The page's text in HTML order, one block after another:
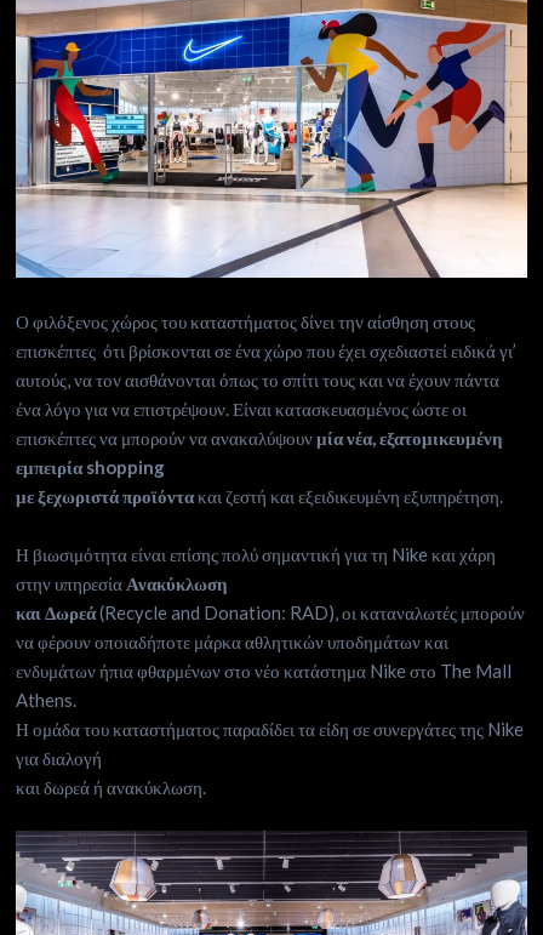
Ο φιλόξενος χώρος του καταστήματος δίνει την αίσθηση στους
επισκέπτες ότι βρίσκονται σε ένα χώρο που έχει σχεδιαστεί ειδικά γι’
αυτούς, να τον αισθάνονται όπως το σπίτι τους και να έχουν πάντα
ένα λόγο για να επιστρέψουν. Είναι κατασκευασμένος ώστε οι
επισκέπτες να μπορούν να ανακαλύψουνμία νέα, εξατομικευμένη
εμπειρία shopping
με ξεχωριστά προϊόντακαι ζεστή και εξειδικευμένη εξυπηρέτηση.
Η βιωσιμότητα είναι επίσης πολύ σημαντική για τη Nike και χάρη
στην υπηρεσία Ανακύκλωση
και Δωρεά(Recycle and Donation: RAD), οι καταναλωτές μπορούν
να φέρουν οποιαδήποτε μάρκα αθλητικών υποδημάτων και
ενδυμάτων ήπια φθαρμένων στο νέο κατάστημα Nike στο The Mall
Athens.
Η ομάδα του καταστήματος παραδίδει τα είδη σε συνεργάτες της Nike
για διαλογή
και δωρεά ή ανακύκλωση.